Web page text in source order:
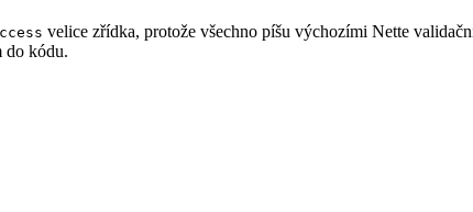
velice zřídka, protože všechno píšu výchozími Nette
do kódu.